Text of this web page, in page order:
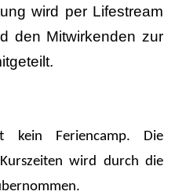
wird per Lifestream
den Mitwirkenden zur
kein Feriencamp. Die
wird durch die